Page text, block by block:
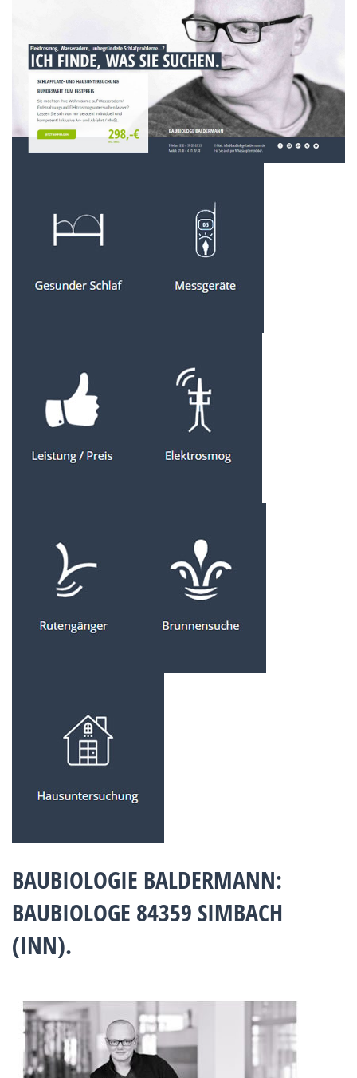
BAUBIOLOGIE BALDERMANN:
BAUBIOLOGE 84359 SIMBACH
(INN).